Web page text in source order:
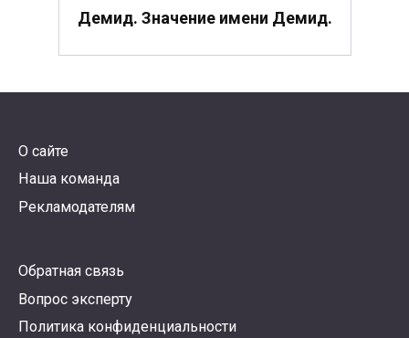
Демид. Значение имени Демид.
О сайте
Наша команда
Рекламодателям
Обратная связь
Вопрос эксперту
Политика конфиденциальности